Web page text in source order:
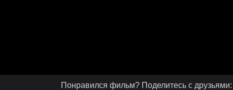
Понравился фильм? Поделитесь с друзьями: